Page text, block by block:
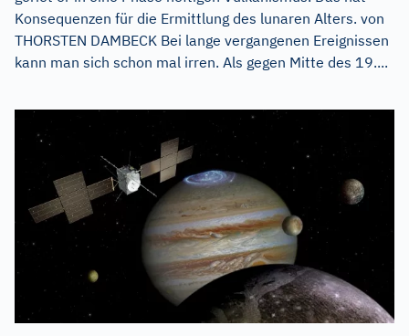
Konsequenzen für die Ermittlung des lunaren Alters. von
THORSTEN DAMBECK Bei lange vergangenen Ereignissen
kann man sich schon mal irren. Als gegen Mitte des 19....